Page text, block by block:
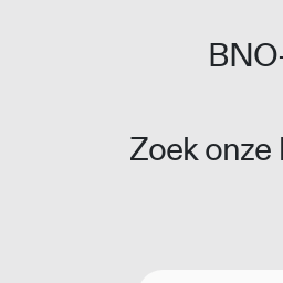
Zoek onze